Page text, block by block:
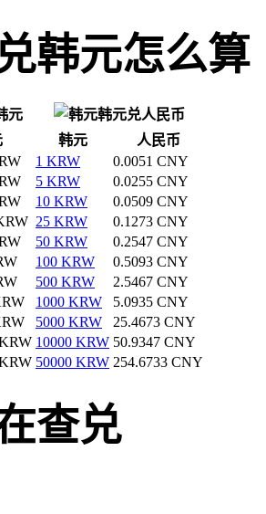
韩元怎么算
元
韩元兑人民币
韩元
人民币
1 KRW
0.0051 CNY
5 KRW
0.0255 CNY
10 KRW
0.0509 CNY
25 KRW
0.1273 CNY
50 KRW
0.2547 CNY
100 KRW
0.5093 CNY
500 KRW
2.5467 CNY
1000 KRW
5.0935 CNY
5000 KRW
25.4673 CNY
10000 KRW 50.9347 CNY
50000 KRW 254.6733 CNY
查兑